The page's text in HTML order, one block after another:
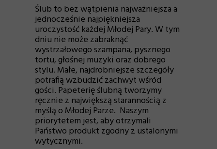
Ślub to bez wątpienia najważniejsza a
jednocześnie najpiękniejsza
uroczystość każdej Młodej Pary. W tym
dniu nie może zabraknąć
wystrzałowego szampana, pysznego
tortu, głośnej muzyki oraz dobrego
stylu. Małe, najdrobniejsze szczegóły
potrafią wzbudzić zachwyt wśród
gości. Papeterię ślubną tworzymy
ręcznie z największą starannością z
myślą o Młodej Parze. Naszym
priorytetem jest, aby otrzymali
Państwo produkt zgodny z ustalonymi
wytycznymi.